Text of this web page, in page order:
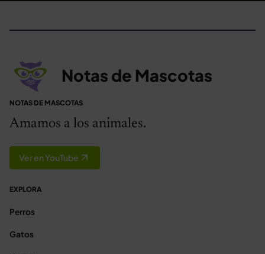
Notas de Mascotas
NOTAS DE MASCOTAS
Amamos a los animales.
Ver en YouTube
EXPLORA
Perros
Gatos